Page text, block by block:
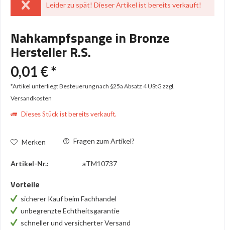
Leider zu spät! Dieser Artikel ist bereits verkauft!
Nahkampfspange in Bronze
Hersteller R.S.
0,01 € *
*Artikel unterliegt Besteuerung nach §25a Absatz 4 UStG zzgl.
Versandkosten
Dieses Stück ist bereits verkauft.
Merken Fragen zum Artikel?
Artikel-Nr.: aTM10737
Vorteile
sicherer Kauf beim Fachhandel
unbegrenzte Echtheitsgarantie
schneller und versicherter Versand